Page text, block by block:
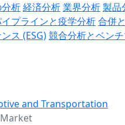
析経済分析業界分析製品
プラインと疫学分析合併
ス (ESG)競合分析とベン
and Transportation